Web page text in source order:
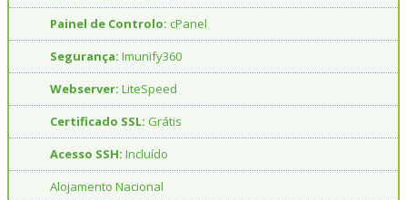
Painel de Controlo: cPanel
Segurança: Imunify360
Webserver: LiteSpeed
Certificado SSL: Grátis
Acesso SSH: Incluído
Alojamento Nacional